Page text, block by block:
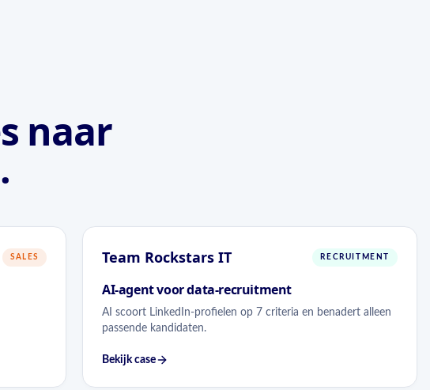
naar
SALES Team Rockstars IT RECRUITMENT
AI-agent voor data-recruitment
AI scoort LinkedIn-profielen op 7 criteria en benadert alleen
passende kandidaten.
Bekijk case